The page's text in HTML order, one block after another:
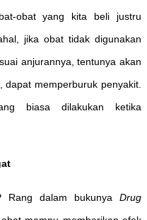
obat yang kita beli justru
jika obat tidak digunakan
anjurannya, tentunya akan
memperburuk penyakit.
biasa dilakukan ketika
Rang dalam bukunya Drug